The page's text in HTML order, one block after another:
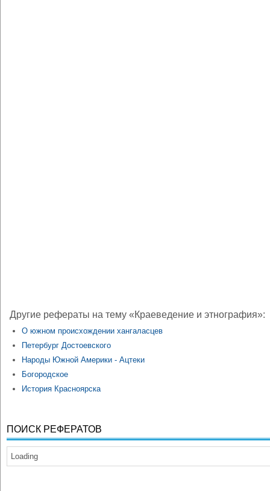
Другие рефераты на тему «Краеведение и этнография»:
О южном происхождении хангаласцев
Петербург Достоевского
Народы Южной Америки - Ацтеки
Богородское
История Красноярска
ПОИСК РЕФЕРАТОВ
Loading